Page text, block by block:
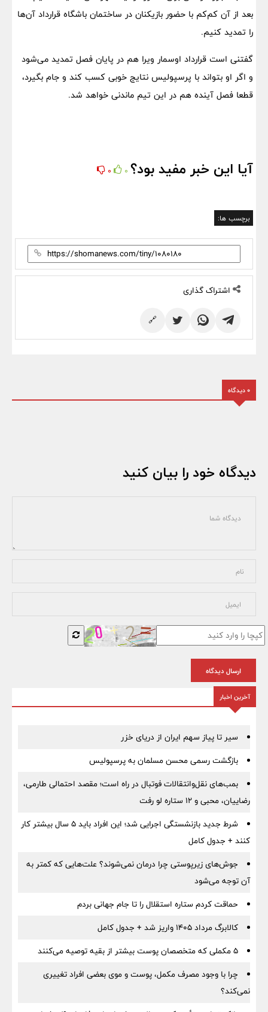
بعد از آن کم‌کم با حضور بازیکنان در ساختمان باشگاه قرارداد آن‌ها
را تمدید کنیم.
گفتنی است قرارداد اوسمار ویرا هم در پایان فصل تمدید می‌شود
و اگر او بتواند با پرسپولیس نتایج خوبی کسب کند و جام بگیرد،
قطعا فصل آینده هم در این تیم ماندنی خواهد شد.
آیا این خبر مفید بود؟ 0
0
برچسب ها:
اشتراک گذاری
🔗
0 دیدگاه
دیدگاه خود را بیان کنید
ارسال دیدگاه
آخرین اخبار
سیر تا پیاز سهم ایران از دریای خزر
بازگشت رسمی محسن مسلمان به پرسپولیس
بمب‌های نقل‌وانتقالات فوتبال در راه است؛ مقصد احتمالی طارمی،
رضاییان، محبی و ۱۲ ستاره لو رفت
شرط جدید بازنشستگی اجرایی شد؛ این افراد باید ۵ سال بیشتر کار
کنند + جدول کامل
جوش‌های زیرپوستی چرا درمان نمی‌شوند؟ علت‌هایی که کمتر به
آن توجه می‌شود
حماقت کردم ستاره استقلال را تا جام جهانی بردم
کالابرگ مرداد ۱۴۰۵ واریز شد + جدول کامل
۵ مکملی که متخصصان پوست بیشتر از بقیه توصیه می‌کنند
چرا با وجود مصرف مکمل، پوست و موی بعضی افراد تغییری
نمی‌کند؟